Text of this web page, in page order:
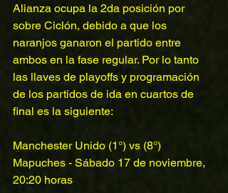
Alianza ocupa la 2da posición por
sobre Ciclón, debido a que los
naranjos ganaron el partido entre
ambos en la fase regular. Por lo tanto
las llaves de playoffs y programación
de los partidos de ida en cuartos de
final es la siguiente:
Manchester Unido (1°) vs (8°)
Mapuches - Sábado 17 de noviembre,
20:20 horas